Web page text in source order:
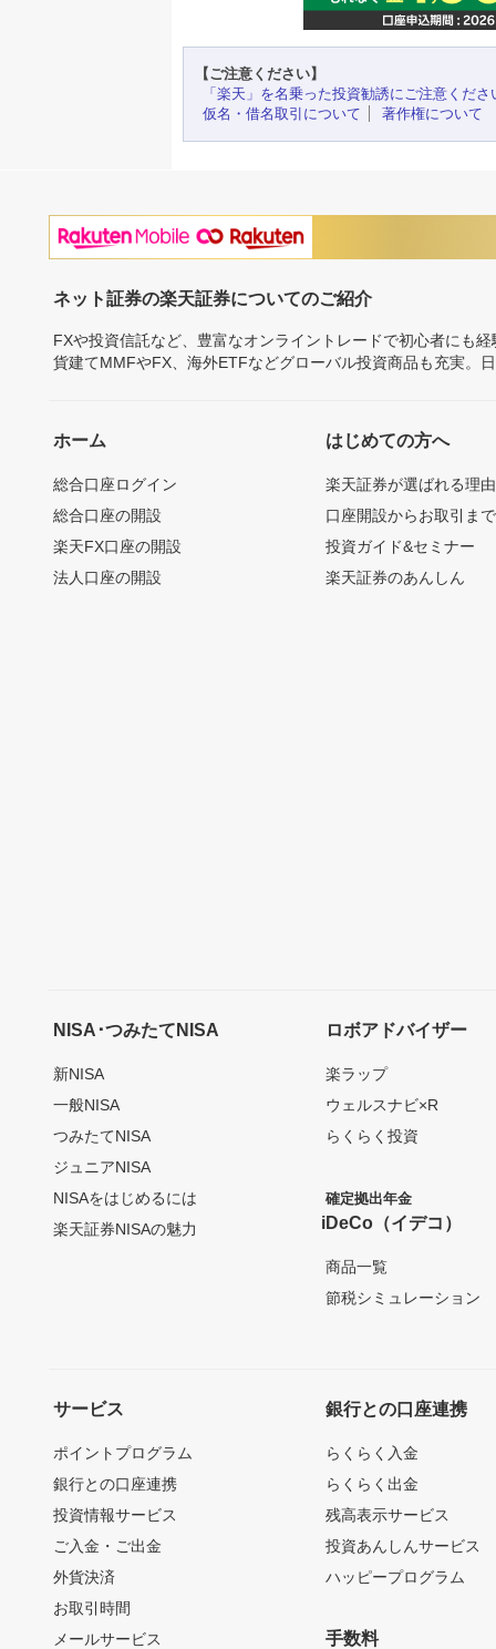
【ご注意ください】
「楽天」を名乗った投資勧誘にご注意くださ
仮名・借名取引について
著作権について
ネット証券の楽天証券についてのご紹介
FXや投資信託など、豊富なオンライントレードで初心者にも
貨建てMMFやFX、海外ETFなどグローバル投資商品も充実。
ホーム
総合口座ログイン
総合口座の開設
楽天FX口座の開設
法人口座の開設
はじめての方へ
楽天証券が選ばれる理由
口座開設からお取引ま
投資ガイド&セミナー
楽天証券のあんしん
NISA･つみたてNISA
新NISA
一般NISA
つみたてNISA
ジュニアNISA
NISAをはじめるには
楽天証券NISAの魅力
ロボアドバイザー
楽ラップ
ウェルスナビ×R
らくらく投資
確定拠出年金
iDeCo（イデコ）
商品一覧
節税シミュレーション
サービス
ポイントプログラム
銀行との口座連携
投資情報サービス
ご入金・ご出金
外貨決済
お取引時間
メールサービス
銀行との口座連携
らくらく入金
らくらく出金
残高表示サービス
投資あんしんサービス
ハッピープログラム
手数料